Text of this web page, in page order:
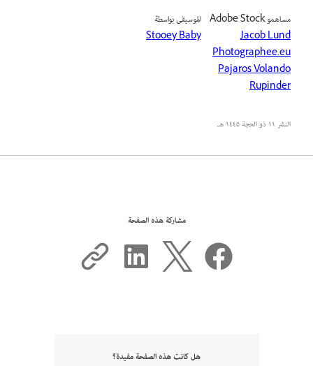
مساهمو Adobe Stock
Jacob Lund
Photographee.eu
Pajaros Volando
Rupinder
الموسيقى بواسطة
Stooey Baby
النشر ١١ ذو الحجة ١٤٤٥ هـ
مشاركة هذه الصفحة
هل كانت هذه الصفحة مفيدة؟